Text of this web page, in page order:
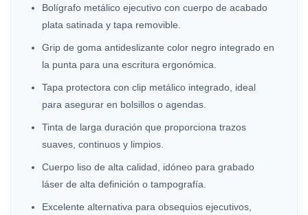
Bolígrafo metálico ejecutivo con cuerpo de acabado
plata satinada y tapa removible.
Grip de goma antideslizante color negro integrado en
la punta para una escritura ergonómica.
Tapa protectora con clip metálico integrado, ideal
para asegurar en bolsillos o agendas.
Tinta de larga duración que proporciona trazos
suaves, continuos y limpios.
Cuerpo liso de alta calidad, idóneo para grabado
láser de alta definición o tampografía.
Excelente alternativa para obsequios ejecutivos,